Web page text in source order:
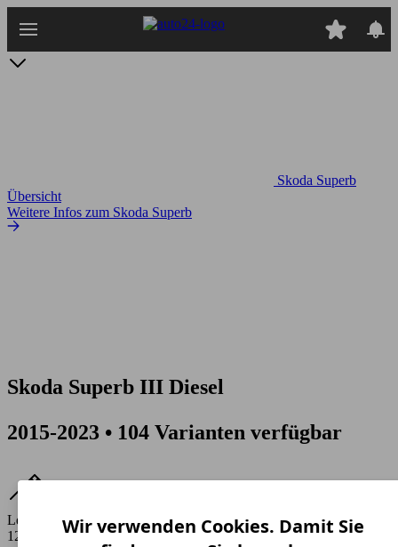
Hauptinhalt
Skoda Superb
Übersicht
Weitere Infos zum Skoda Superb
Skoda Superb III Diesel
2015-2023 • 104 Varianten verfügbar
Leistung
120 - 200 PSWir verwenden Cookies. Damit Sie